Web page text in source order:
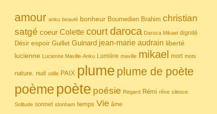
amour anku beauté bonheur Boumedien Brahim christian
satgé coeur Colette court daroca Daroca Mikael dignité
Désir espoir Guillet Guinard jean-marie audrain liberté
lucienne Lucienne Maville-Anku Lumière maville mikael mort mots
nature. nuit odile PAIX plume plume de poète
poème poète poésie Regard Rémi rêve silence
Solitude sonnet stonham temps Vie âme